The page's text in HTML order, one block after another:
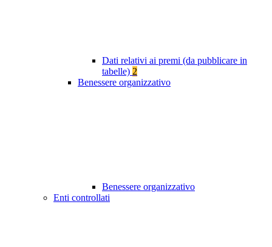
Dati relativi ai premi (da pubblicare in
tabelle) 2
Benessere organizzativo
Benessere organizzativo
Enti controllati